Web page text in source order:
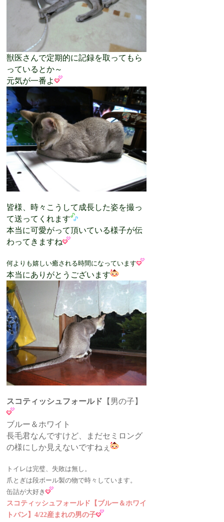
獣医さんで定期的に記録を取ってもら
っているとか～
元気が一番よ
皆様、時々こうして成長した姿を撮っ
て送ってくれます
本当に可愛がって頂いている様子が伝
わってきますね
何よりも嬉しい癒される時間になっています
本当にありがとうございます
スコティッシュフォールド 【男の子】
ブルー＆ホワイト
長毛君なんですけど、まだセミロング
の様にしか見えないですねぇ
トイレは完璧、失敗は無し。
爪とぎは段ボール製の物で時々しています。
缶詰が大好き
スコティッシュフォールド【ブルー＆ホワイ
トバン】4/22産まれの男の子